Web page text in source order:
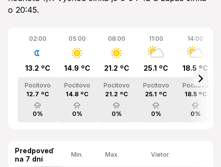
o 20:45.
02:00
13.2 ºC
Pocitovo
12.7 ºC
0%
05:00
14.9 ºC
Pocitovo
14.8 ºC
0%
08:00
21.2 ºC
Pocitovo
21.2 ºC
0%
11:00
25.1 ºC
Pocitovo
25.1 ºC
0%
14:00
18.5 ºC
Pocitovo
18.5 ºC
0%
Predpoveď
na 7 dní
Min. Max. Vietor